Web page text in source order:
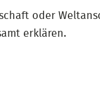
oder
erklären.